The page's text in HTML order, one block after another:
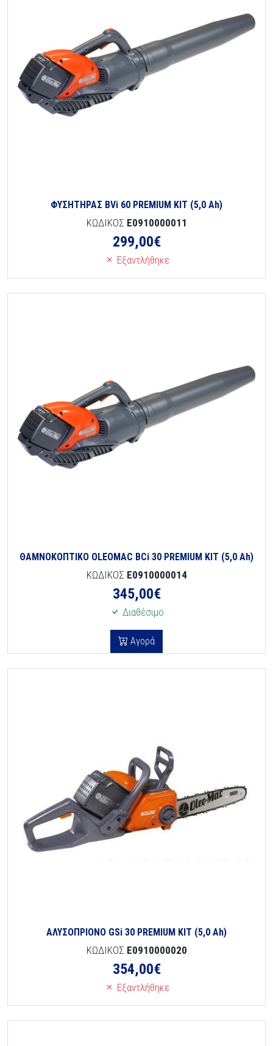
ΦΥΣΗΤΗΡΑΣ BVi 60 PREMIUM KIT (5,0 Ah)
ΚΩΔΙΚΟΣ E0910000011
299,00€
Εξαντλήθηκε
ΘΑΜΝΟΚΟΠΤΙΚΟ OLEOMAC BCi 30 PREMIUM KIT (5,0 Ah)
ΚΩΔΙΚΟΣ E0910000014
345,00€
Διαθέσιμο
Αγορά
ΑΛΥΣΟΠΡΙΟΝΟ GSi 30 PREMIUM KIT (5,0 Ah)
ΚΩΔΙΚΟΣ E0910000020
354,00€
Εξαντλήθηκε